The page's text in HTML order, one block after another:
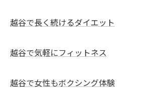
越谷で長く続けるダイエット
越谷で気軽にフィットネス
越谷で女性もボクシング体験